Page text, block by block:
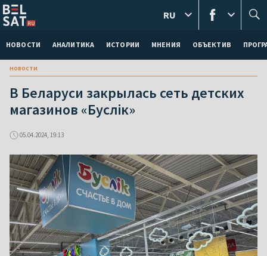
НОВОСТИ АНАЛИТИКА ИСТОРИИ МНЕНИЯ ОБЪЕКТИВ
RU
новости
В Беларуси закрылась сеть детских
магазинов «Буслік»
05.04.2024, 19:13